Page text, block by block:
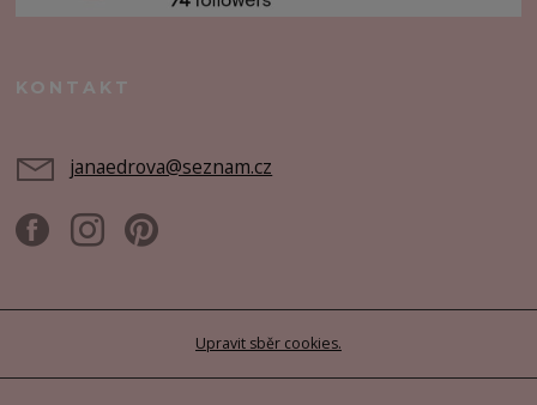
KONTAKT
janaedrova@seznam.cz
Upravit sběr cookies.